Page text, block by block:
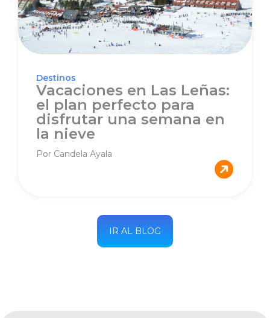
Destinos
Vacaciones en Las Leñas:
el plan perfecto para
disfrutar una semana en
la nieve
Por Candela Ayala
IR AL BLOG